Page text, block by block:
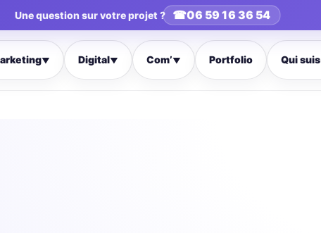
Une question sur votre projet ? ☎06 59 16 36 54
▼ Digital▼ Com’▼ Portfolio Qui